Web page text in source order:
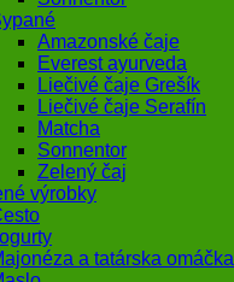
Amazonské čaje
Everest ayurveda
Liečivé čaje Grešík
Liečivé čaje Serafín
Matcha
Sonnentor
Zelený čaj
výrobky
a tatárska omáčka